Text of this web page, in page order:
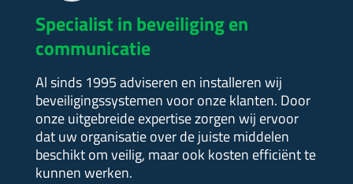
Specialist in beveiliging en
communicatie
Al sinds 1995 adviseren en installeren wij
beveiligingssystemen voor onze klanten. Door
onze uitgebreide expertise zorgen wij ervoor
dat uw organisatie over de juiste middelen
beschikt om veilig, maar ook kosten efficiënt te
kunnen werken.